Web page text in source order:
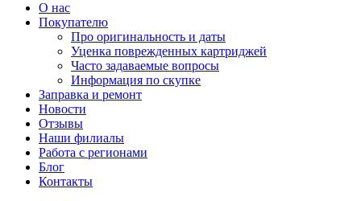
О нас
Покупателю
Про оригинальность и даты
Уценка поврежденных картриджей
Часто задаваемые вопросы
Информация по скупке
Заправка и ремонт
Новости
Отзывы
Наши филиалы
Работа с регионами
Блог
Контакты